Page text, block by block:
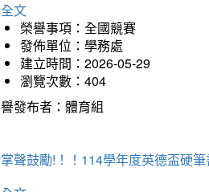
文
榮譽事項：全國競賽
發佈單位：學務處
建立時間：2026-05-29
瀏覽次數：404
發布者：體育組
聲鼓勵!！！114學年度英德盃硬